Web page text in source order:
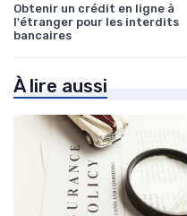
Obtenir un crédit en ligne à
l'étranger pour les interdits
bancaires
À lire aussi